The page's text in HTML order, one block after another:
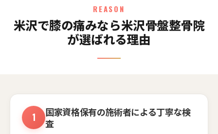
REASON
米沢で膝の痛みなら米沢骨盤整骨院
が選ばれる理由
国家資格保有の施術者による丁寧な検
査